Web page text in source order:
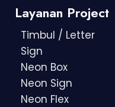
Layanan Project
Timbul / Letter
Sign
Neon Box
Neon Sign
Neon Flex